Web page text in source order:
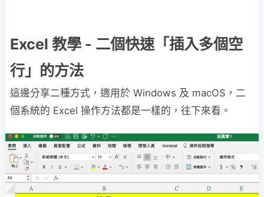
Excel 教學 - 二個快速「插入多個空
行」的方法
這邊分享二種方式，適用於 Windows 及 macOS，二
個系統的 Excel 操作方法都是一樣的，往下來看。